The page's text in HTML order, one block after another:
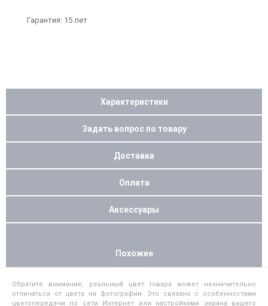
Гарантия: 15 лет
Характеристики
Задать вопрос по товару
Доставка
Оплата
Аксессуары
Похожие
Обратите внимание, реальный цвет товара может незначительно
отличаться от цвета на фотографии. Это связано с особенностями
цветопередачи по сети Интернет или настройками экрана вашего